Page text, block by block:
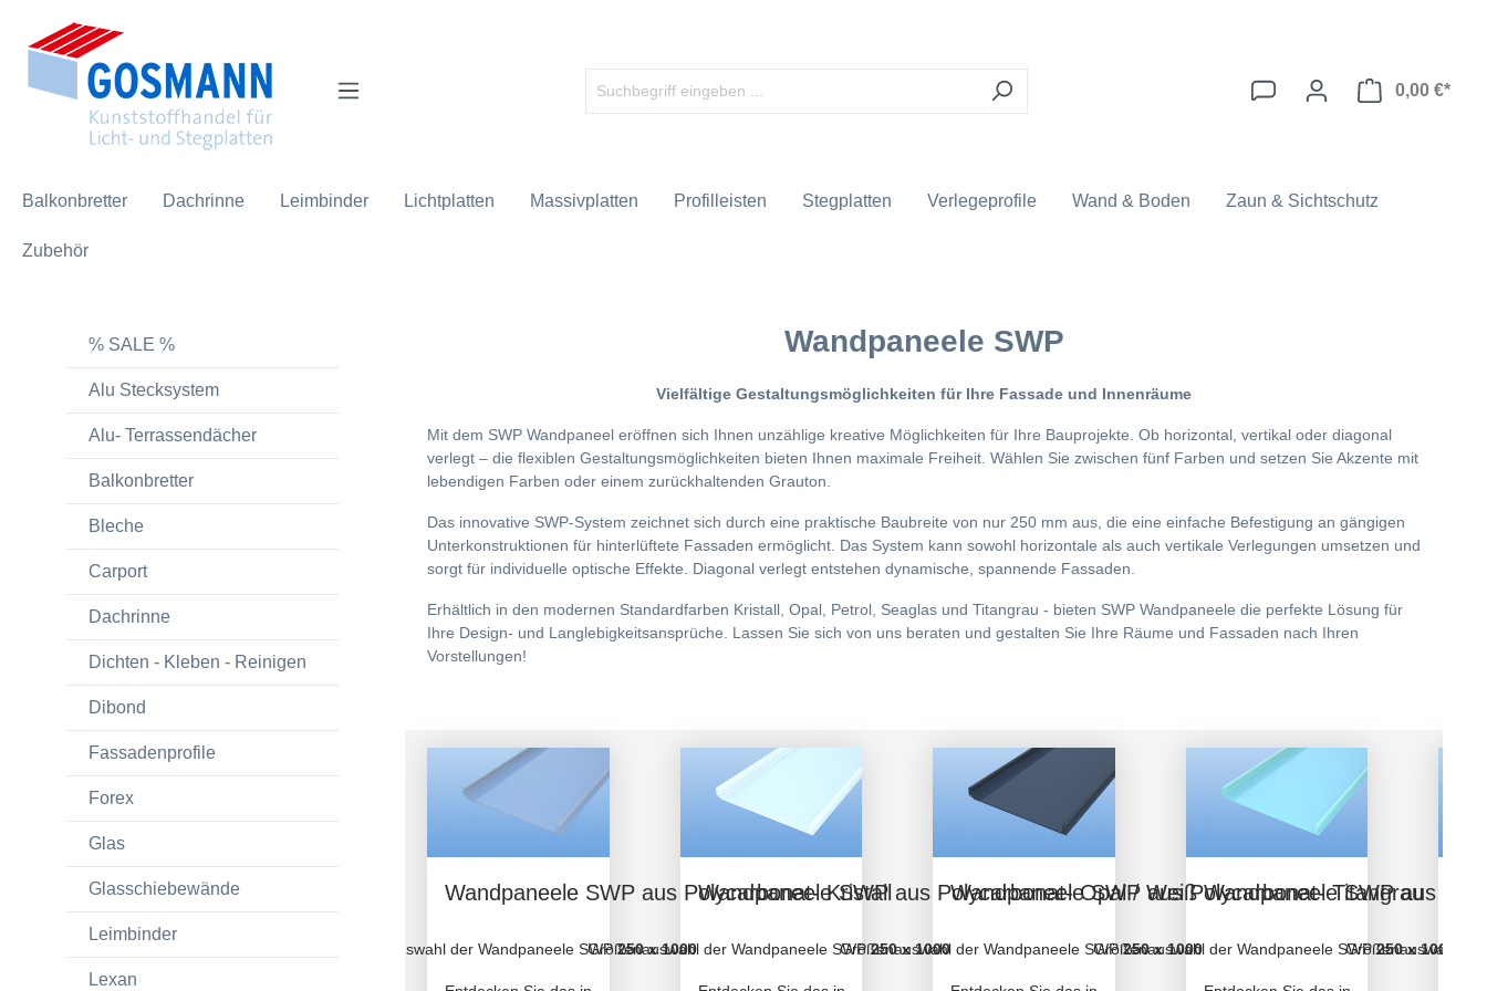
springen
0,00 €*
Balkonbretter Dachrinne Leimbinder Lichtplatten Massivplatten Profilleisten Stegplatten Verlegeprofile Wand & Boden Zaun & Sichtschutz
Zubehör
% SALE %
Alu Stecksystem
Alu- Terrassendächer
Balkonbretter
Bleche
Carport
Dachrinne
Dichten - Kleben - Reinigen
Dibond
Fassadenprofile
Forex
Glas
Glasschiebewände
Leimbinder
Lexan
Wandpaneele SWP
Vielfältige Gestaltungsmöglichkeiten für Ihre Fassade und Innenräume
Mit dem SWP Wandpaneel eröffnen sich Ihnen unzählige kreative Möglichkeiten für Ihre Bauprojekte. Ob horizontal, vertikal oder diagonal
verlegt – die flexiblen Gestaltungsmöglichkeiten bieten Ihnen maximale Freiheit. Wählen Sie zwischen fünf Farben und setzen Sie Akzente mit
lebendigen Farben oder einem zurückhaltenden Grauton.
Das innovative SWP-System zeichnet sich durch eine praktische Baubreite von nur 250 mm aus, die eine einfache Befestigung an gängigen
Unterkonstruktionen für hinterlüftete Fassaden ermöglicht. Das System kann sowohl horizontale als auch vertikale Verlegungen umsetzen und
sorgt für individuelle optische Effekte. Diagonal verlegt entstehen dynamische, spannende Fassaden.
Erhältlich in den modernen Standardfarben Kristall, Opal, Petrol, Seaglas und Titangrau - bieten SWP Wandpaneele die perfekte Lösung für
Ihre Design- und Langlebigkeitsansprüche. Lassen Sie sich von uns beraten und gestalten Sie Ihre Räume und Fassaden nach Ihren
Vorstellungen!
Wandpaneele SWP aus Polycarbonat- Kristall
Größenauswahl der Wandpaneele SWP 250 x 1000
Wandpaneele SWP aus Polycarbonat- Opal / Weiß
Größenauswahl der Wandpaneele SWP 250 x 1000
Wandpaneele SWP aus Polycarbonat- Titangrau
Größenauswahl der Wandpaneele SWP 250 x 1000
Wandpaneele SWP aus
Größenauswahl der Wandpaneele SWP 250 x 1000
Größenauswahl